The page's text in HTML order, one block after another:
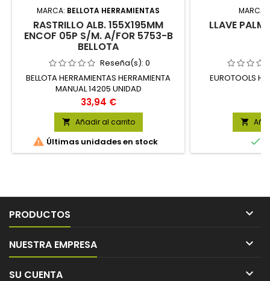
MARCA: BELLOTA HERRAMIENTAS
RASTRILLO ALB. 155X195MM
ENCOF 05P S/M. A/FOR 5753-B
BELLOTA
Reseña(s): 0
BELLOTA HERRAMIENTAS HERRAMIENTA
MANUAL 14205 UNIDAD
Precio
33,94 €
 Añadir al carrito
 Últimas unidades en stock
MARCA:
LLAVE
EUROTOOLS


PRODUCTOS 
NUESTRA EMPRESA 
SU CUENTA 